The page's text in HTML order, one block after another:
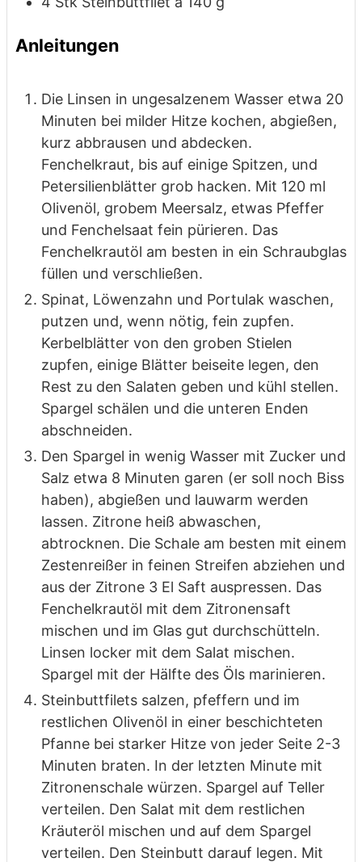
Anleitungen
Die Linsen in ungesalzenem Wasser etwa 20
Minuten bei milder Hitze kochen, abgießen,
kurz abbrausen und abdecken.
Fenchelkraut, bis auf einige Spitzen, und
Petersilienblätter grob hacken. Mit 120 ml
Olivenöl, grobem Meersalz, etwas Pfeffer
und Fenchelsaat fein pürieren. Das
Fenchelkrautöl am besten in ein Schraubglas
füllen und verschließen.
Spinat, Löwenzahn und Portulak waschen,
putzen und, wenn nötig, fein zupfen.
Kerbelblätter von den groben Stielen
zupfen, einige Blätter beiseite legen, den
Rest zu den Salaten geben und kühl stellen.
Spargel schälen und die unteren Enden
abschneiden.
Den Spargel in wenig Wasser mit Zucker und
Salz etwa 8 Minuten garen (er soll noch Biss
haben), abgießen und lauwarm werden
lassen. Zitrone heiß abwaschen,
abtrocknen. Die Schale am besten mit einem
Zestenreißer in feinen Streifen abziehen und
aus der Zitrone 3 El Saft auspressen. Das
Fenchelkrautöl mit dem Zitronensaft
mischen und im Glas gut durchschütteln.
Linsen locker mit dem Salat mischen.
Spargel mit der Hälfte des Öls marinieren.
Steinbuttfilets salzen, pfeffern und im
restlichen Olivenöl in einer beschichteten
Pfanne bei starker Hitze von jeder Seite 2-3
Minuten braten. In der letzten Minute mit
Zitronenschale würzen. Spargel auf Teller
verteilen. Den Salat mit dem restlichen
Kräuteröl mischen und auf dem Spargel
verteilen. Den Steinbutt darauf legen. Mit